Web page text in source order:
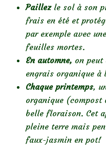
Paillezle sol à son
frais en été et
par exemple avec
feuilles mortes.
En automne, on peut
engrais organique
Chaque printemps,
organique
belle floraison. Cet
pleine terre mais
faux-jasmin en pot!